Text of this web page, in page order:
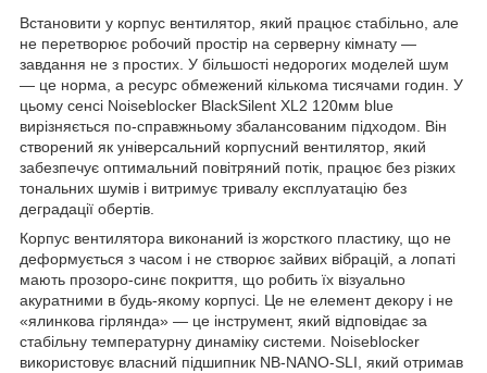
Встановити у корпус вентилятор, який працює стабільно, але
не перетворює робочий простір на серверну кімнату —
завдання не з простих. У більшості недорогих моделей шум
— це норма, а ресурс обмежений кількома тисячами годин. У
цьому сенсі Noiseblocker BlackSilent XL2 120мм blue
вирізняється по-справжньому збалансованим підходом. Він
створений як універсальний корпусний вентилятор, який
забезпечує оптимальний повітряний потік, працює без різких
тональних шумів і витримує тривалу експлуатацію без
деградації обертів.
Корпус вентилятора виконаний із жорсткого пластику, що не
деформується з часом і не створює зайвих вібрацій, а лопаті
мають прозоро-синє покриття, що робить їх візуально
акуратними в будь-якому корпусі. Це не елемент декору і не
«ялинкова гірлянда» — це інструмент, який відповідає за
стабільну температурну динаміку системи. Noiseblocker
використовує власний підшипник NB-NANO-SLI, який отримав